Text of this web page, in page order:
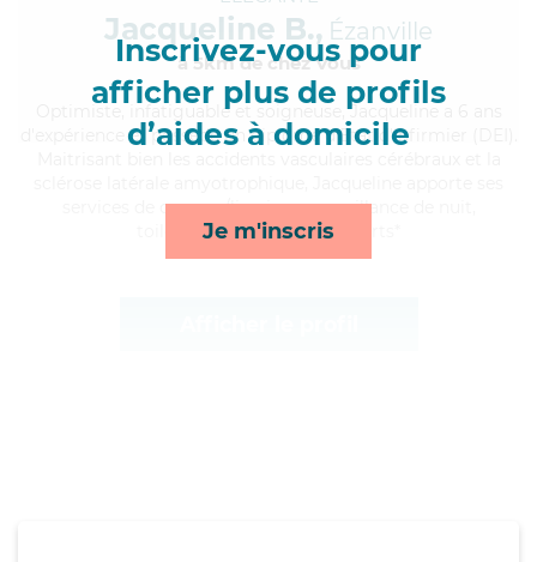
Inscrivez-vous pour
afficher plus de profils
d’aides à domicile
Je m'inscris
Jacqueline B., Ézanville
à 5km de chez Vous
, infatiguable et soigneuse, Jacqueline a 6 ans
d'expérience et possède un diplôme d'Etat d'infirmier (DEI).
services de courses/livraison, surveillance de nuit,
toilette/habillage et transports*